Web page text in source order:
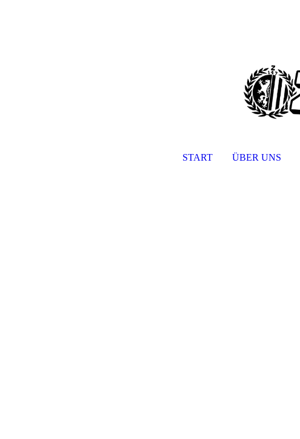
START ÜBER UNS